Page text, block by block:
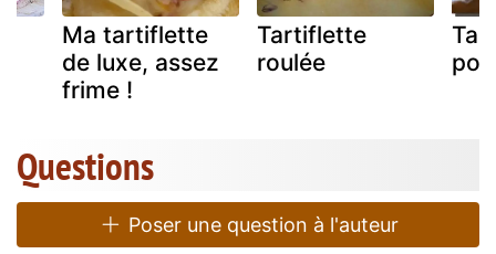
Ma tartiflette
de luxe, assez
frime !
Tartiflette
roulée
Questions
Poser une question à l'auteur